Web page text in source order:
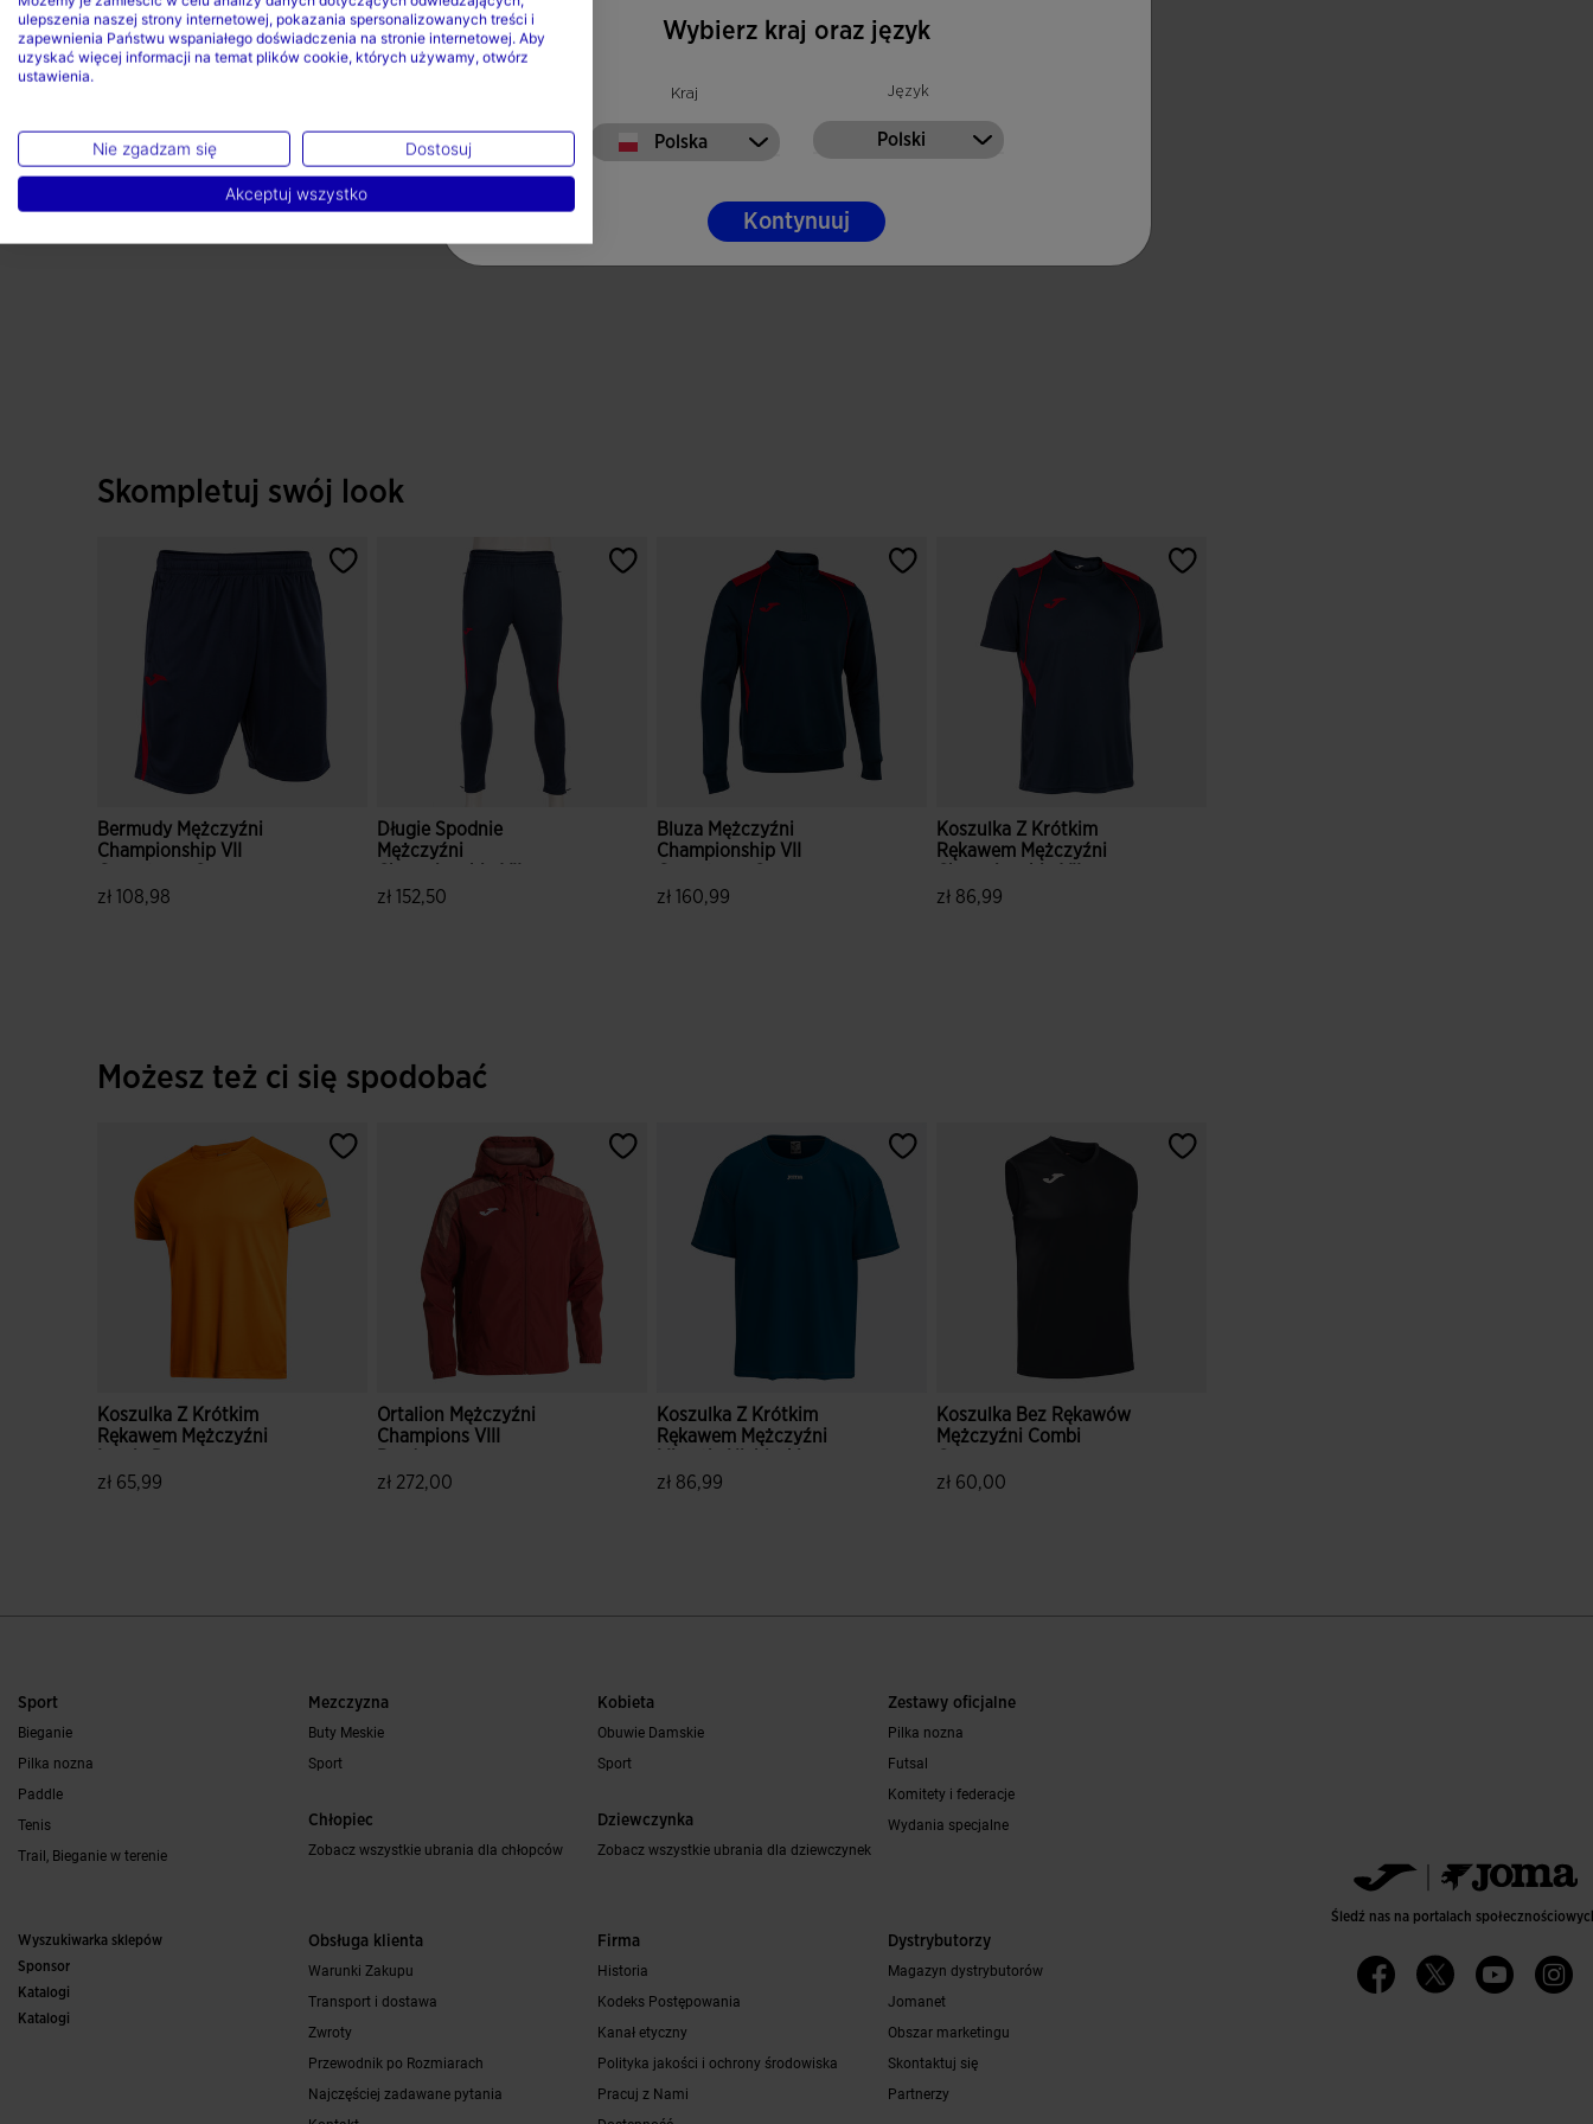
Skompletuj swój look
Bermudy Mężczyźni
Championship VII
zł 108,98
Długie Spodnie
Mężczyźni
Granatowy Czerwony
zł 152,50
Bluza Mężczyźni
Championship VII
zł 160,99
Koszulka Z Krótkim
Rękawem Mężczyźni
Granatowy Czerwony
zł 86,99
Możesz też ci się spodobać
Koszulka Z Krótkim
Rękawem Mężczyźni
zł 65,99
Ortalion Mężczyźni
Champions VIII
zł 272,00
Koszulka Z Krótkim
Rękawem Mężczyźni
zł 86,99
Koszulka Bez Rękawów
Mężczyźni Combi
zł 60,00
Sport
Bieganie
Pilka nozna
Paddle
Tenis
Trail, Bieganie w terenie
Mezczyzna
Buty Meskie
Sport
Chłopiec
Zobacz wszystkie ubrania dla chłopców
Kobieta
Obuwie Damskie
Sport
Dziewczynka
Zobacz wszystkie ubrania dla dziewczynek
Zestawy oficjalne
Pilka nozna
Futsal
Komitety i federacje
Wydania specjalne
Wyszukiwarka sklepów
Sponsor
Katalogi
Katalogi
Obsługa klienta
Warunki Zakupu
Transport i dostawa
Zwroty
Przewodnik po Rozmiarach
Najczęściej zadawane pytania
Firma
Historia
Kodeks Postępowania
Kanał etyczny
Polityka jakości i ochrony środowiska
Pracuj z Nami
Dystrybutorzy
Magazyn dystrybutorów
Jomanet
Obszar marketingu
Skontaktuj się
Partnerzy
Śledź nas na portalach
Wybierz kraj oraz język
Kraj
Polska
Język
Polski
Kontynuuj
ulepszenia naszej strony internetowej, pokazania spersonalizowanych treści i
zapewnienia Państwu wspaniałego doświadczenia na stronie internetowej. Aby
uzyskać więcej informacji na temat plików cookie, których używamy, otwórz
ustawienia.
Nie zgadzam się Dostosuj
Akceptuj wszystko